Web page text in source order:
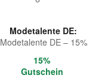
Modetalente DE:
Modetalente DE – 15%
15%
Gutschein